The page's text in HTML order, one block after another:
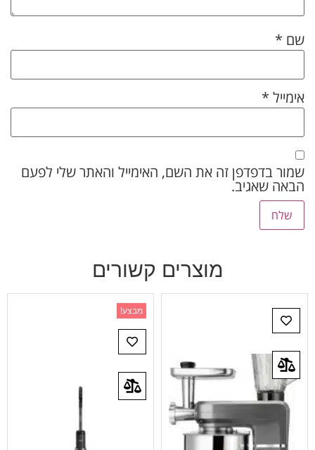
שם *
אימייל *
שמור בדפדפן זה את השם, האימייל והאתר שלי לפעם
הבאה שאגיב.
מוצרים קשורים
מבצע!